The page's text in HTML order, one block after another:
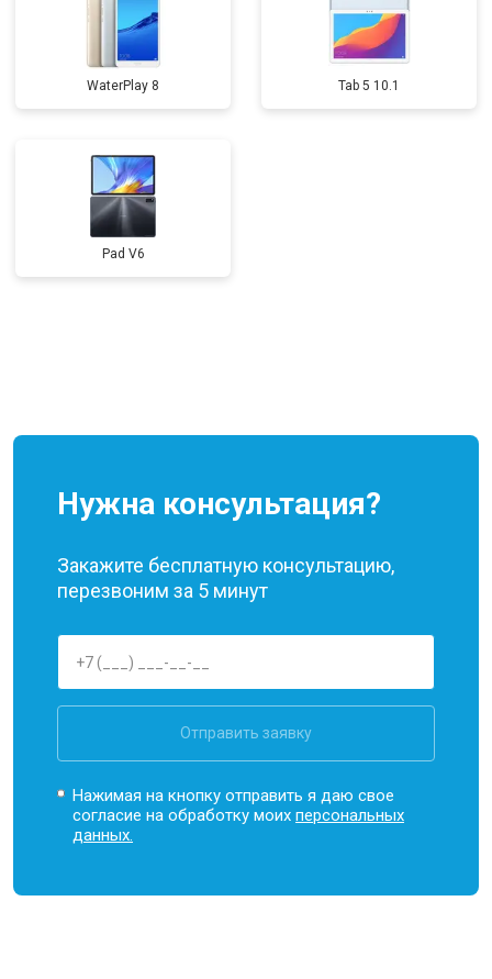
WaterPlay 8 Tab 5 10.1
Pad V6
Нужна консультация?
Закажите бесплатную консультацию,
перезвоним за 5 минут
Отправить заявку
Нажимая на кнопку отправить я даю свое
согласие на обработку моихперсональных
данных.